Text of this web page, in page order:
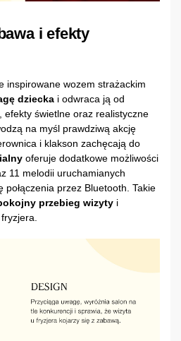
i efekty
inspirowane wozem strażackim
dziecka i odwraca ją od
efekty świetlne oraz realistyczne
na myśl prawdziwą akcję
i klakson zachęcają do
oferuje dodatkowe możliwości
11 melodii uruchamianych
połączenia przez Bluetooth. Takie
przebieg wizyty i